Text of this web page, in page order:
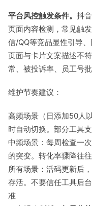
平台风控触发条件。 抖
页面内容检测，常见触
信/QQ等竞品显性引导
页面与卡片文案描述不
常、被投诉率、员工号批
维护节奏建议：
高频场景（日添加50人
时自动切换。部分工具
中频场景：每周检查一
的突变。转化率骤降往
所有场景：活码更新后
存活。不要信任工具后
准